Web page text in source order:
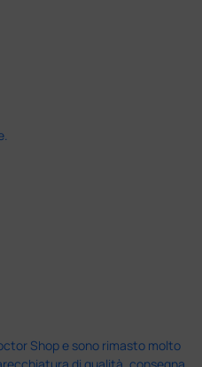
Shop e sono rimasto molto